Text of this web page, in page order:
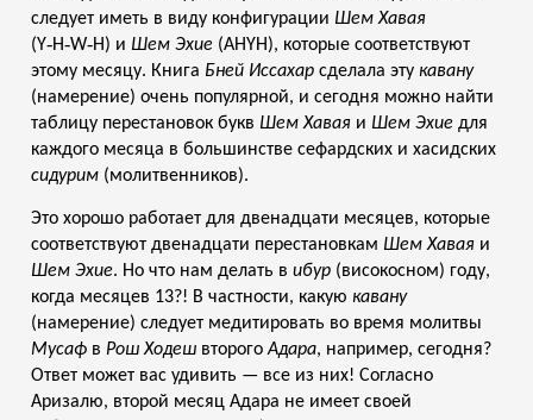
следует иметь в виду конфигурации Шем Хавая
(Y‑H‑W‑H) и Шем Эхие (AHYH), которые соответствуют
этому месяцу. Книга Бней Иссахар сделала эту кавану
(намерение) очень популярной, и сегодня можно найти
таблицу перестановок букв Шем Хавая и Шем Эхие для
каждого месяца в большинстве сефардских и хасидских
сидурим (молитвенников).
Это хорошо работает для двенадцати месяцев, которые
соответствуют двенадцати перестановкам Шем Хавая и
Шем Эхие. Но что нам делать в ибур (високосном) году,
когда месяцев 13?! В частности, какую кавану
(намерение) следует медитировать во время молитвы
Мусаф в Рош Ходеш второгоАдара, например, сегодня?
Ответ может вас удивить — все из них! Согласно
Аризалю, второй месяц Адара не имеет своей